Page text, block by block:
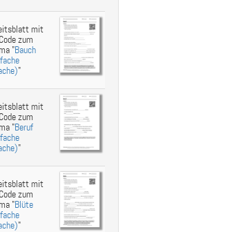
mit
zum
"Bauch
"
mit
zum
"Beruf
"
mit
zum
"Blüte
"